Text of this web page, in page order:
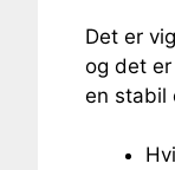
Det er
og det
en stabil